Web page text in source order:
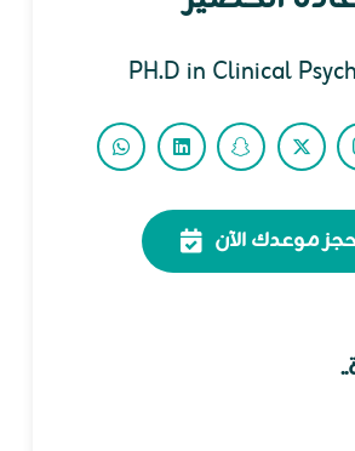
PH.D in Clinical
موعدك الآن